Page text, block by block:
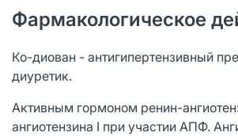
Фармакологическое
Ко-диован - антигипертензивный
диуретик.
Активным гормоном ренин-
ангиотензина I при участии АПФ.